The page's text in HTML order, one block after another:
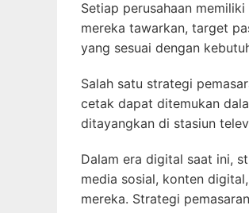
Setiap perusahaan
mereka tawarkan, target
yang sesuai dengan
Salah satu strategi
cetak dapat ditemukan
ditayangkan di stasiun
Dalam era digital saat ini,
media sosial, konten
mereka. Strategi